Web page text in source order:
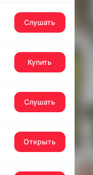
Слушать
Купить
Слушать
Открыть